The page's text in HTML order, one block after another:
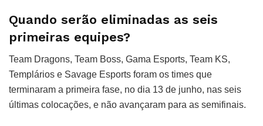
Quando serão eliminadas as seis
primeiras equipes?
Team Dragons, Team Boss, Gama Esports, Team KS,
Templários e Savage Esports foram os times que
terminaram a primeira fase, no dia 13 de junho, nas seis
últimas colocações, e não avançaram para as semifinais.